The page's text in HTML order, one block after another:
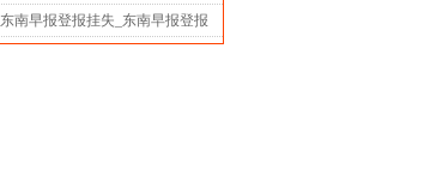
东南早报登报挂失_东南早报登报